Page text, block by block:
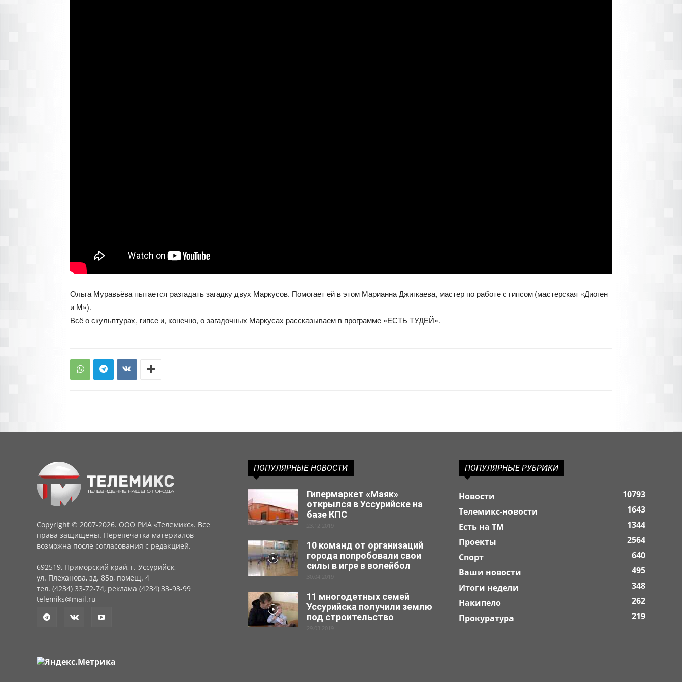
Ольга Муравьёва пытается разгадать загадку двух Маркусов. Помогает ей в этом Марианна Джигкаева, мастер по работе с гипсом (мастерская «Диоген
и М»).
Всё о скульптурах, гипсе и, конечно, о загадочных Маркусах рассказываем в программе «ЕСТЬ ТУДЕЙ».
Copyright © 2007-2026. ООО РИА «Телемикс». Все
права защищены. Перепечатка материалов
возможна после согласования с редакцией.
692519, Приморский край, г. Уссурийск,
ул. Плеханова, зд. 85в, помещ. 4
тел. (4234) 33-72-74, реклама (4234) 33-93-99
telemiks@mail.ru
ПОПУЛЯРНЫЕ НОВОСТИ
Гипермаркет «Маяк»
открылся в Уссурийске на
базе КПС
23.12.2019
10 команд от организаций
города попробовали свои
силы в игре в волейбол
30.04.2019
11 многодетных семей
Уссурийска получили землю
под строительство
29.03.2019
ПОПУЛЯРНЫЕ РУБРИКИ
Новости
10793
Телемикс-новости
1643
Есть на ТМ
1344
Проекты
2564
Спорт
640
Ваши новости
495
Итоги недели
348
Накипело
262
Прокуратура
219